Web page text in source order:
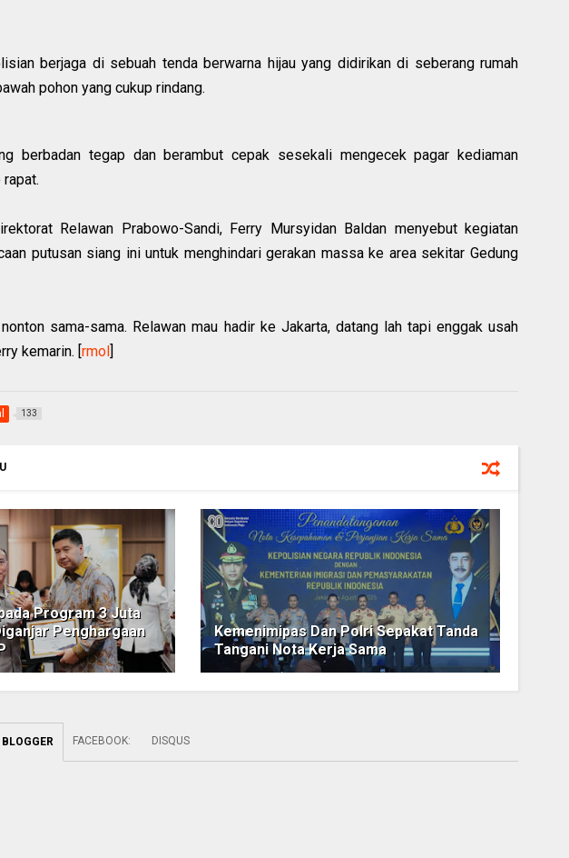
berjaga di sebuah tenda berwarna hijau yang didirikan di seberang rumah
pohon yang cukup rindang.
berbadan tegap dan berambut cepak sesekali mengecek pagar kediaman
Relawan Prabowo-Sandi, Ferry Mursyidan Baldan menyebut kegiatan
putusan siang ini untuk menghindari gerakan massa ke area sekitar Gedung
sama-sama. Relawan mau hadir ke Jakarta, datang lah tapi enggak usah
kemarin. [ rmol
133
Program 3 Juta
Penghargaan
Kemenimipas Dan Polri Sepakat Tanda
Tangani Nota Kerja Sama
BLOGGER FACEBOOK: DISQUS